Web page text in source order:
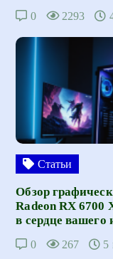
0 2293
Статьи
Обзор
Radeon RX
в сердце вашего
0 267 5